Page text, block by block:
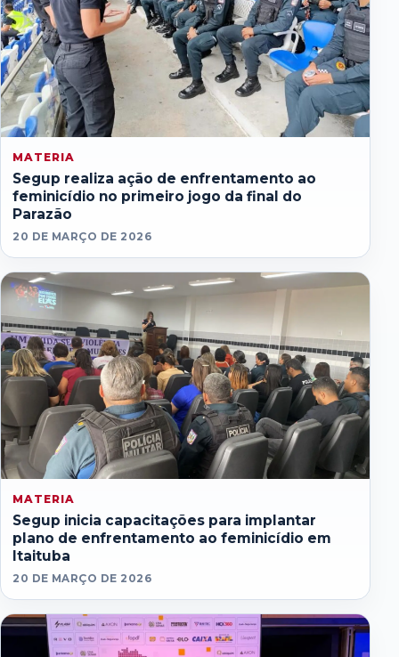
MATERIA
Segup realiza ação de enfrentamento ao
feminicídio no primeiro jogo da final do
Parazão
20 DE MARÇO DE 2026
MATERIA
Segup inicia capacitações para implantar
plano de enfrentamento ao feminicídio em
Itaituba
20 DE MARÇO DE 2026